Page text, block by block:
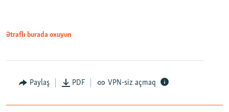
Ətraflı burada oxuyun
Paylaş PDF VPN-siz açmaq